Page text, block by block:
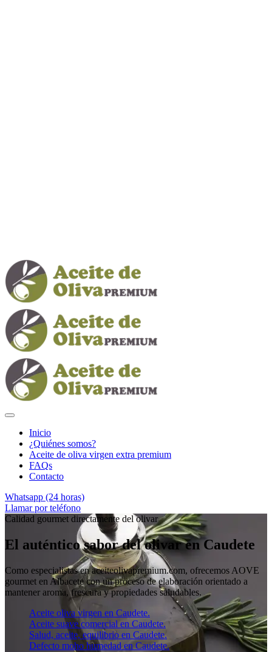
Inicio
¿Quiénes somos?
Aceite de oliva virgen extra premium
FAQs
Contacto
Whatsapp (24 horas)
Llamar por teléfono
Calidad gourmet directamente del olivar
El auténtico sabor del olivar en Caudete
Como especialistas en aceiteolivapremium.com, ofrecemos AOVE
gourmet en Albacete con un proceso de elaboración orientado a
mantener aroma, frescura y propiedades saludables.
Aceite oliva virgen en Caudete.
Aceite suave comercial en Caudete.
Salud, aceite, equilibrio en Caudete.
Defecto moho humedad en Caudete.